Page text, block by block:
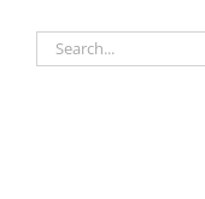
Search
for: